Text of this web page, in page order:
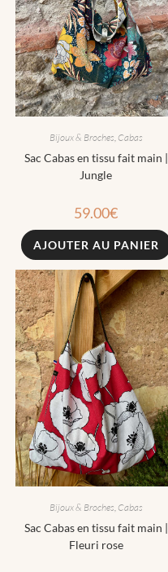
Bijoux & Broches Cabas
Sac Cabas en tissu fait main |
Jungle
59.00€
AJOUTER AU PANIER
Bijoux & Broches Cabas
Sac Cabas en tissu fait main |
Fleuri rose